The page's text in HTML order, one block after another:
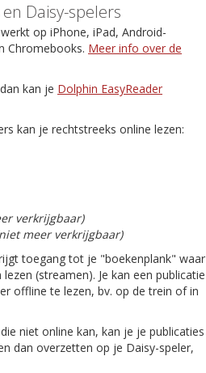
Daisy-spelers
op iPhone, iPad, Android-
Chromebooks. Meer info over de
kan je Dolphin EasyReader
kan je rechtstreeks online lezen:
verkrijgbaar)
meer verkrijgbaar)
toegang tot je "boekenplank" waar
(streamen). Je kan een publicatie
offline te lezen, bv. op de trein of in
niet online kan, kan je je publicaties
dan overzetten op je Daisy-speler,